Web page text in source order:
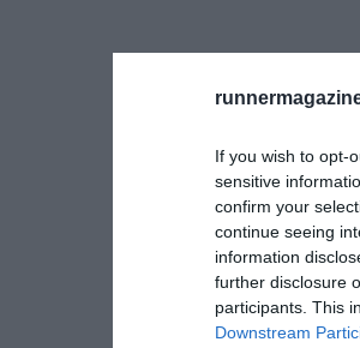
If you wish to opt-
sensitive
confirm your
continue seeing
information
further disclosure
participants. This
Downstream